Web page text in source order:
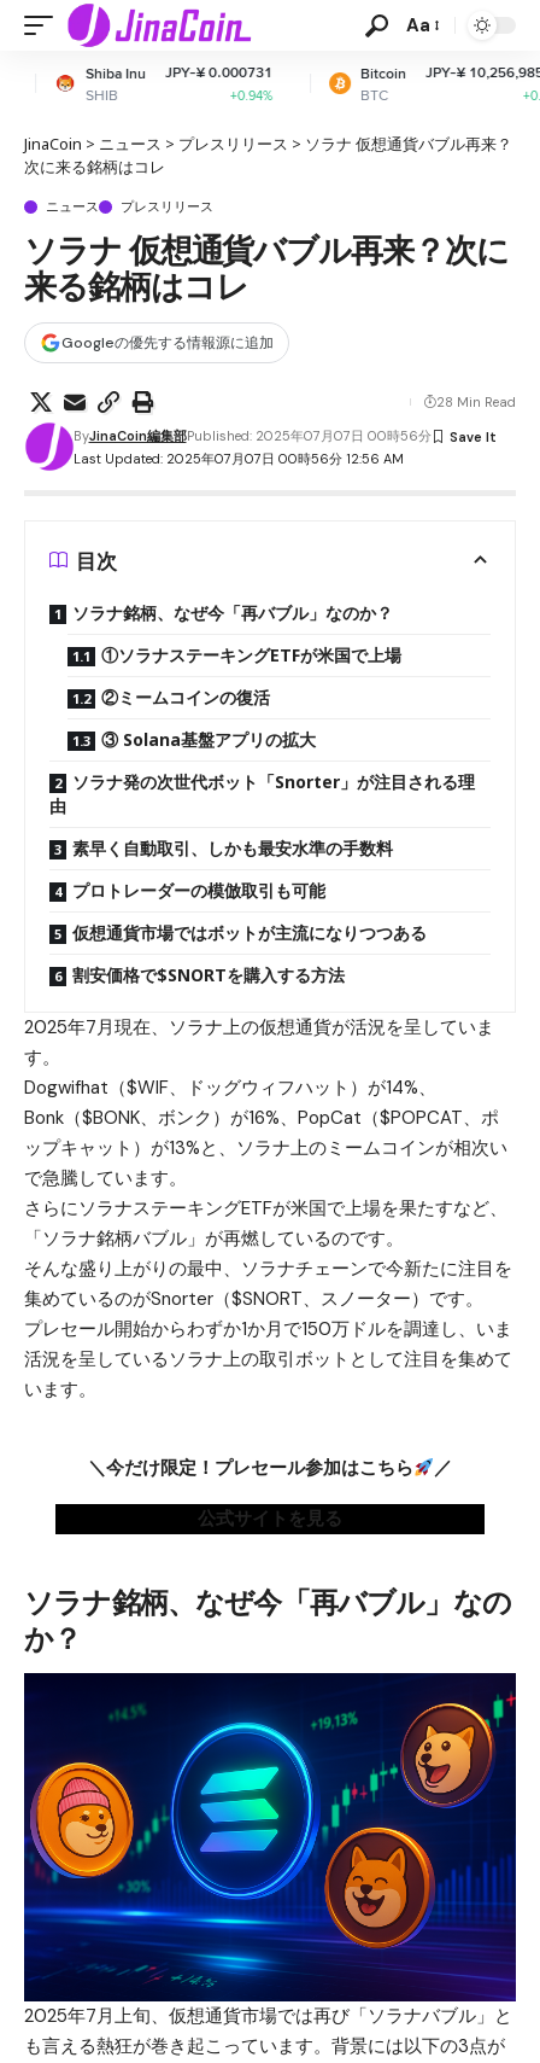
Aa
JPY-¥ 0.000731
+0.94%
Bitcoin
BTC
JPY-¥ 10,256,985.55
JinaCoin > ニュース > プレスリリース > ソラナ 仮想通貨バブル再来？
次に来る銘柄はコレ
ニュース プレスリリース
ソラナ 仮想通貨バブル再来？次に
来る銘柄はコレ
Googleの優先する情報源に追加
Last Updated: 2025年07月07日 00時56分 12:56 AM
ByJinaCoin編集部Published: 2025年07月07日 00時56分
28 Min Read
目次
ソラナ銘柄、なぜ今「再バブル」なのか？
①ソラナステーキングETFが米国で上場
②ミームコインの復活
③ Solana基盤アプリの拡大
ソラナ発の次世代ボット「Snorter」が注目される理
由
素早く自動取引、しかも最安水準の手数料
プロトレーダーの模倣取引も可能
仮想通貨市場ではボットが主流になりつつある
割安価格で$SNORTを購入する方法
2025年7月現在、ソラナ上の仮想通貨が活況を呈していま
す。
Dogwifhat（$WIF、ドッグウィフハット）が14%、
Bonk（$BONK、ボンク）が16%、PopCat（$POPCAT、ポ
ップキャット）が13%と、ソラナ上のミームコインが相次い
で急騰しています。
さらにソラナステーキングETFが米国で上場を果たすなど、
「ソラナ銘柄バブル」が再燃しているのです。
そんな盛り上がりの最中、ソラナチェーンで今新たに注目を
集めているのがSnorter（$SNORT、スノーター）です。
プレセール開始からわずか1か月で150万ドルを調達し、いま
活況を呈しているソラナ上の取引ボットとして注目を集めて
います。
＼今だけ限定！プレセール参加はこちら ／
公式サイトを見る
ソラナ銘柄、なぜ今「再バブル」なの
か？
2025年7月上旬、仮想通貨市場では再び「ソラナバブル」と
も言える熱狂が巻き起こっています。背景には以下の3点が